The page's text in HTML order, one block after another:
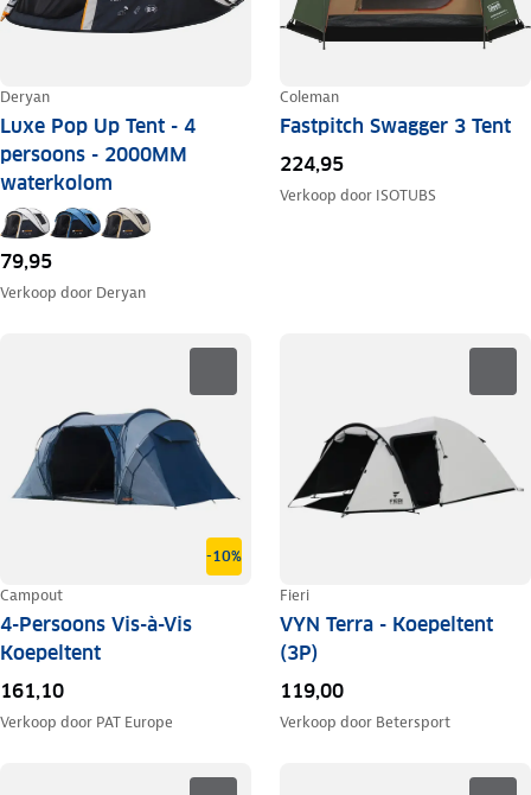
Deryan
Luxe Pop Up Tent - 4
persoons - 2000MM
waterkolom
79,95
Verkoop door Deryan
Coleman
Fastpitch Swagger 3 Tent
224,95
Verkoop door ISOTUBS
-10%
Campout
4-Persoons Vis-à-Vis
Koepeltent
161,10
Verkoop door PAT Europe
Fieri
VYN Terra - Koepeltent
(3P)
119,00
Verkoop door Betersport